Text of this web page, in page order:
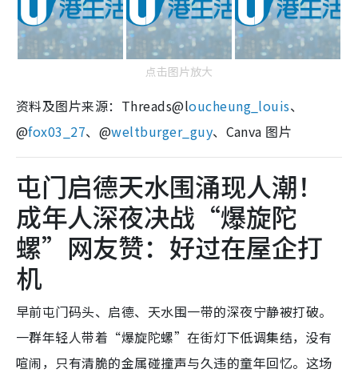
点击图片放大
资料及图片来源：Threads@loucheung_louis、
@fox03_27、@weltburger_guy、Canva 图片
屯门启德天水围涌现人潮！
成年人深夜决战“爆旋陀
螺”网友赞：好过在屋企打
机
早前屯门码头、启德、天水围一带的深夜宁静被打破。
一群年轻人带着“爆旋陀螺”在街灯下低调集结，没有
喧闹，只有清脆的金属碰撞声与久违的童年回忆。这场